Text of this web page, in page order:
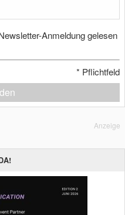
Anmeldung gelesen
* Pflichtfeld
Anzeige